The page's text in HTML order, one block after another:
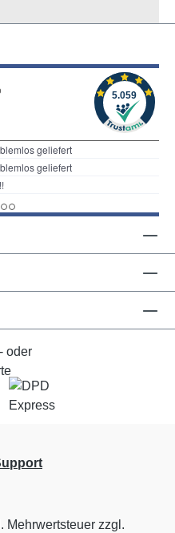
Mehrwertsteuer zzgl.